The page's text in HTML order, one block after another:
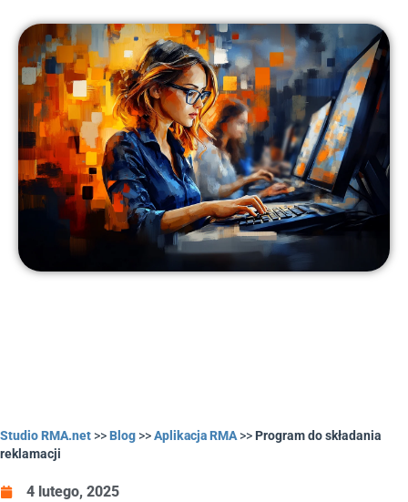
Studio RMA.net >>Blog >>Aplikacja RMA>> Program do składania
reklamacji
4 lutego, 2025